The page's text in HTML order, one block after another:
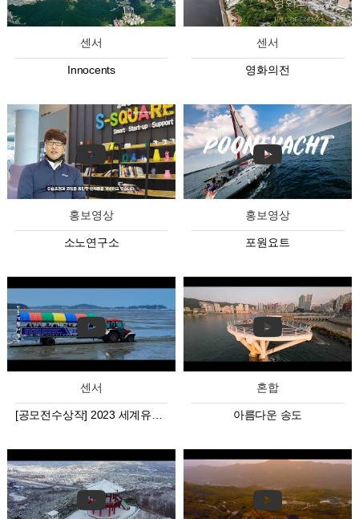
센서
Innocents
센서
영화의전
홍보영상
소노연구소
홍보영상
포원요트
센서
[공모전수상작] 2023 세계유산도시 고창 방문의 해 영상공모전
혼합
아름다운 송도